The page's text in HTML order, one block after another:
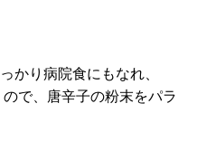
かり病院食にもなれ、
で、唐辛子の粉末をパラ